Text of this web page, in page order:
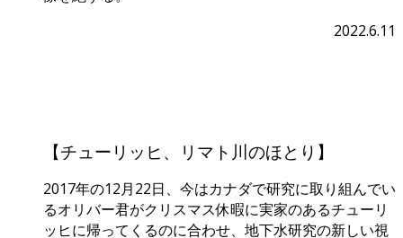
2022.6.11
【チューリッヒ、リマト川のほとり】
2017年の12月22日、今はカナダで研究に取り組んでい
るオリバー君がクリスマス休暇に実家のあるチューリ
ッヒに帰ってくるのに合わせ、地下水研究の新しい視